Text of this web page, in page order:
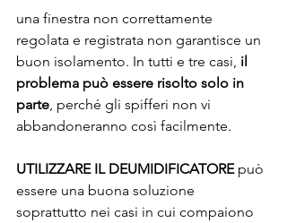
una finestra non correttamente
regolata e registrata non garantisce un
buon isolamento. In tutti e tre casi, il
problema può essere risolto solo in
parte , perché gli spifferi non vi
abbandoneranno così facilmente.
UTILIZZARE IL DEUMIDIFICATORE può
essere una buona soluzione
soprattutto nei casi in cui compaiono